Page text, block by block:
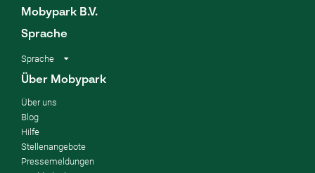
Mobypark B.V.
Sprache
Sprache
Über Mobypark
Über uns
Blog
Hilfe
Stellenangebote
Pressemeldungen